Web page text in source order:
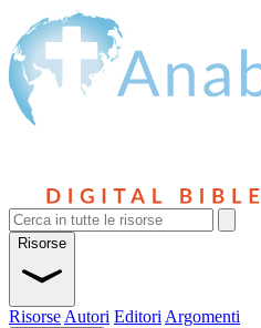
Risorse
Risorse Autori Editori Argomenti